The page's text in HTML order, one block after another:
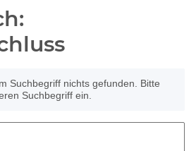
Suchbegriff nichts gefunden. Bitte
Suchbegriff ein.